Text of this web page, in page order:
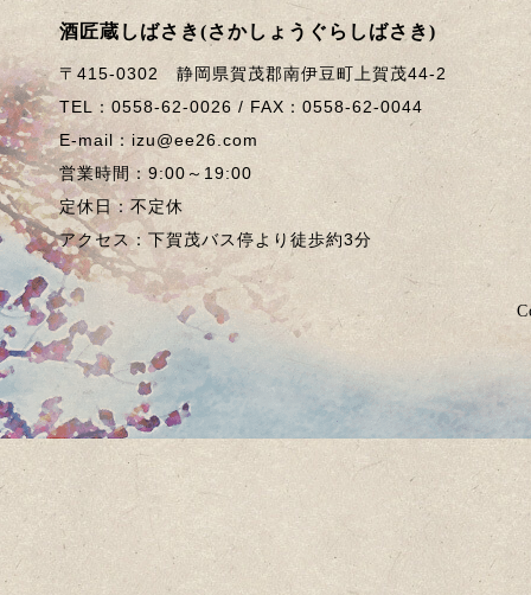
酒匠蔵しばさき(さかしょうぐらしばさき)
〒415-0302 静岡県賀茂郡南伊豆町上賀茂44-2
TEL：0558-62-0026 / FAX：0558-62-0044
E-mail：izu@ee26.com
営業時間：9:00～19:00
定休日：不定休
アクセス：下賀茂バス停より徒歩約3分